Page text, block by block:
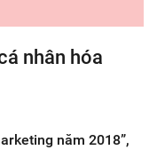
nhân hóa
năm 2018”,